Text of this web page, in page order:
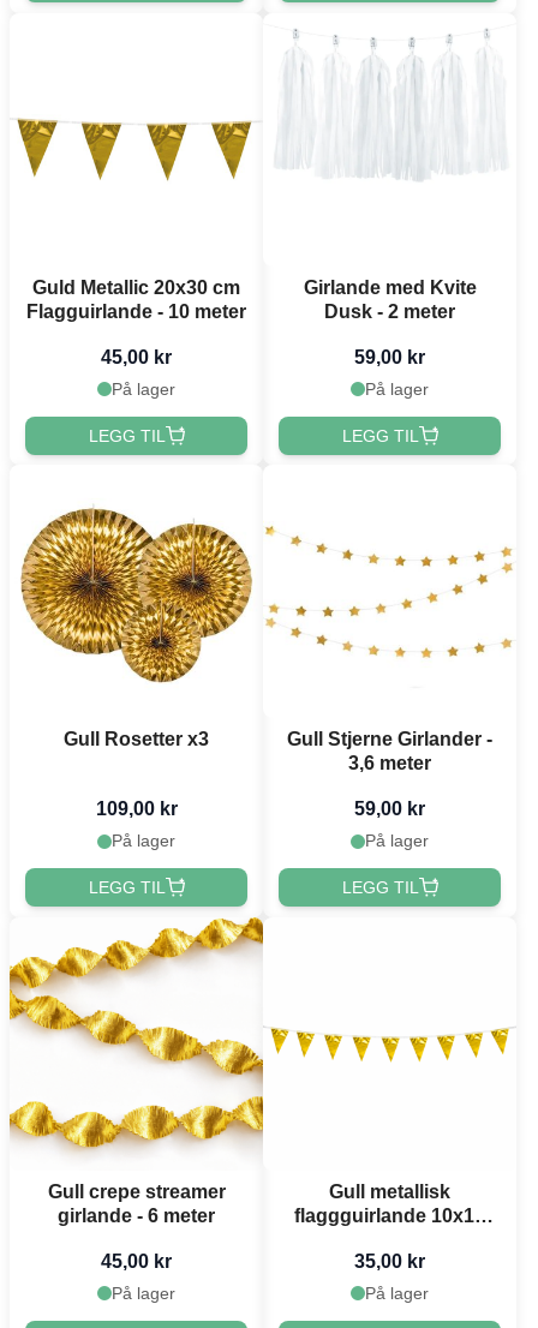
Guld Metallic 20x30 cm
Flagguirlande - 10 meter
45,00 kr
På lager
LEGG TIL
Girlande med Kvite
Dusk - 2 meter
59,00 kr
På lager
LEGG TIL
Gull Rosetter x3
109,00 kr
På lager
LEGG TIL
Gull Stjerne Girlander -
3,6 meter
59,00 kr
På lager
LEGG TIL
Gull crepe streamer
girlande - 6 meter
45,00 kr
På lager
Gull metallisk
flaggguirlande 10x15
35,00 kr
På lager